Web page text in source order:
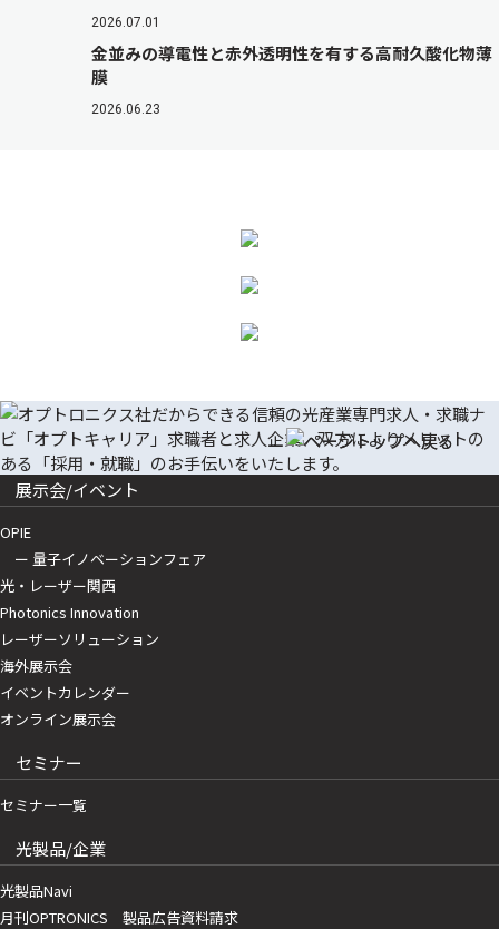
2026.07.01
金並みの導電性と赤外透明性を有する高耐久酸化物薄
膜
2026.06.23
展示会/イベント
OPIE
ー 量子イノベーションフェア
光・レーザー関西
Photonics Innovation
レーザーソリューション
海外展示会
イベントカレンダー
オンライン展示会
セミナー
セミナー一覧
光製品/企業
光製品Navi
月刊OPTRONICS 製品広告資料請求